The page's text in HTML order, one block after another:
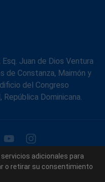
Juan de Dios Ventura
de Constanza, Maimón y
del Congreso
Dominicana.
de la República
reservados.
servicios adicionales para
o retirar su consentimiento